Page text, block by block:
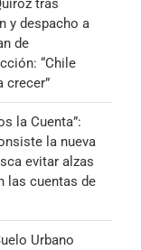
tras
y despacho a
de
“Chile
crecer”
la Cuenta”:
la nueva
evitar alzas
las cuentas de
Urbano